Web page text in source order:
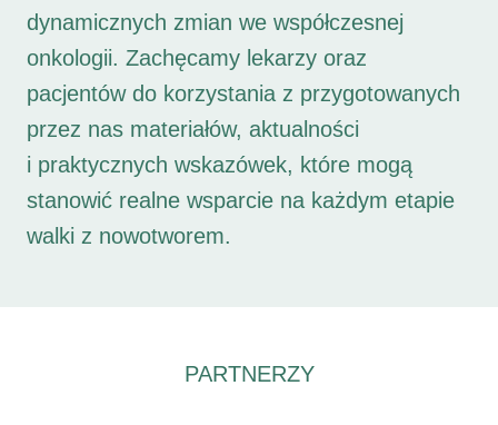
dynamicznych zmian we współczesnej
onkologii. Zachęcamy lekarzy oraz
pacjentów do korzystania z przygotowanych
przez nas materiałów, aktualności
i praktycznych wskazówek, które mogą
stanowić realne wsparcie na każdym etapie
walki z nowotworem.
PARTNERZY